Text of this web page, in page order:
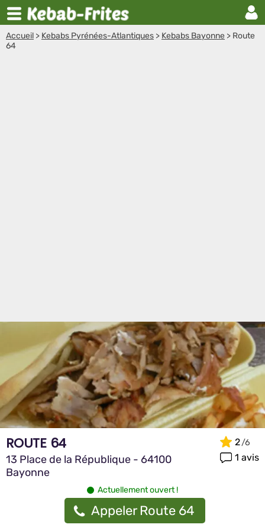
Accueil > Kebabs Pyrénées-Atlantiques > Kebabs Bayonne > Route
64
ROUTE 64
13 Place de la République - 64100
Bayonne
2
1 avis
Actuellement ouvert !
Appeler Route 64